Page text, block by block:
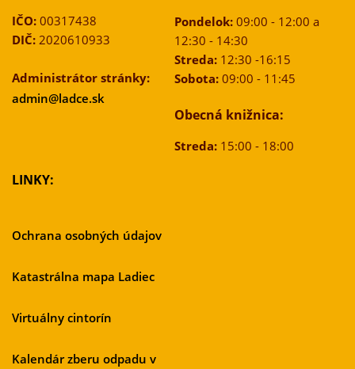
IČO: 00317438
DIČ: 2020610933
Administrátor stránky:
admin@ladce.sk
Pondelok:09:00 - 12:00 a
12:30 - 14:30
Streda:12:30 -16:15
Sobota:09:00 - 11:45
Obecná knižnica:
Streda:15:00 - 18:00
LINKY:
Ochrana osobných údajov
Katastrálna mapa Ladiec
Virtuálny cintorín
Kalendár zberu odpadu v